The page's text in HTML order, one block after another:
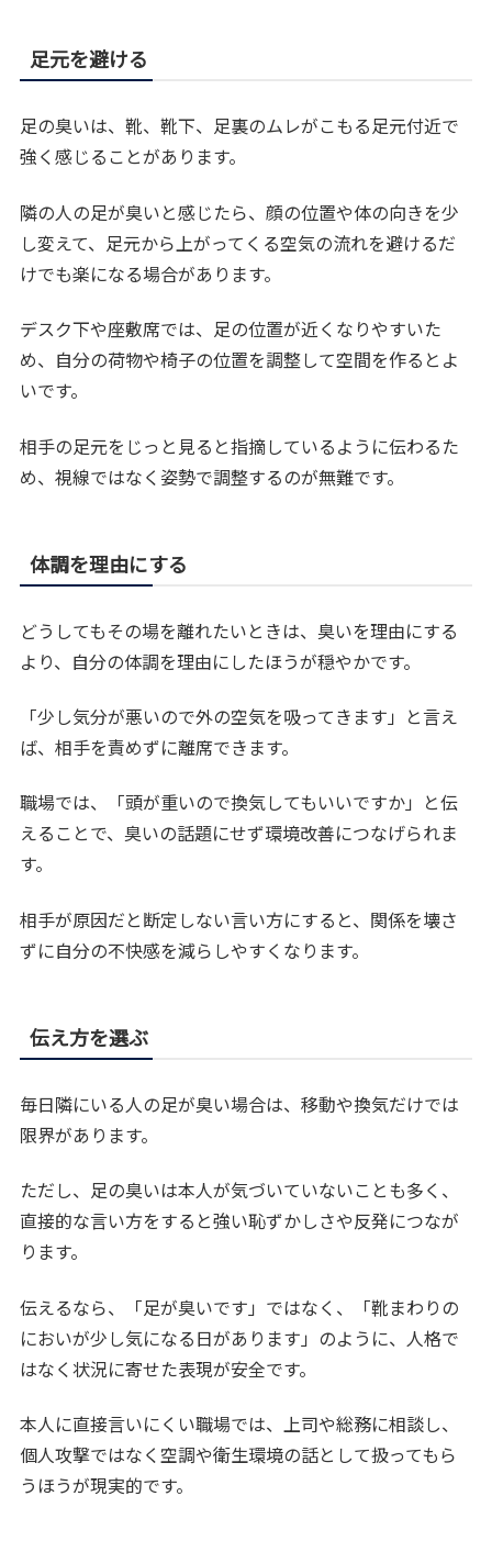
足元を避ける
足の臭いは、靴、靴下、足裏のムレがこもる足元付近で
強く感じることがあります。
隣の人の足が臭いと感じたら、顔の位置や体の向きを少
し変えて、足元から上がってくる空気の流れを避けるだ
けでも楽になる場合があります。
デスク下や座敷席では、足の位置が近くなりやすいた
め、自分の荷物や椅子の位置を調整して空間を作るとよ
いです。
相手の足元をじっと見ると指摘しているように伝わるた
め、視線ではなく姿勢で調整するのが無難です。
体調を理由にする
どうしてもその場を離れたいときは、臭いを理由にする
より、自分の体調を理由にしたほうが穏やかです。
「少し気分が悪いので外の空気を吸ってきます」と言え
ば、相手を責めずに離席できます。
職場では、「頭が重いので換気してもいいですか」と伝
えることで、臭いの話題にせず環境改善につなげられま
す。
相手が原因だと断定しない言い方にすると、関係を壊さ
ずに自分の不快感を減らしやすくなります。
伝え方を選ぶ
毎日隣にいる人の足が臭い場合は、移動や換気だけでは
限界があります。
ただし、足の臭いは本人が気づいていないことも多く、
直接的な言い方をすると強い恥ずかしさや反発につなが
ります。
伝えるなら、「足が臭いです」ではなく、「靴まわりの
においが少し気になる日があります」のように、人格で
はなく状況に寄せた表現が安全です。
本人に直接言いにくい職場では、上司や総務に相談し、
個人攻撃ではなく空調や衛生環境の話として扱ってもら
うほうが現実的です。